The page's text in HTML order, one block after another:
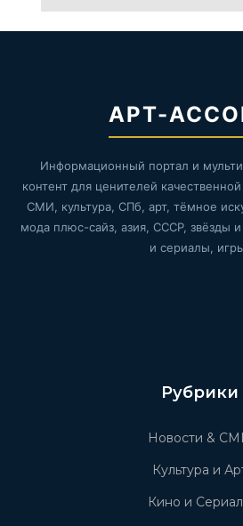
АРТ-
Информационный портал и
контент для ценителей
СМИ, культура, СПб, арт, тёмное
мода плюс-сайз, азия, СССР, звёзды
и сериалы,
Рубрики
Новости &
Культура и
Кино и